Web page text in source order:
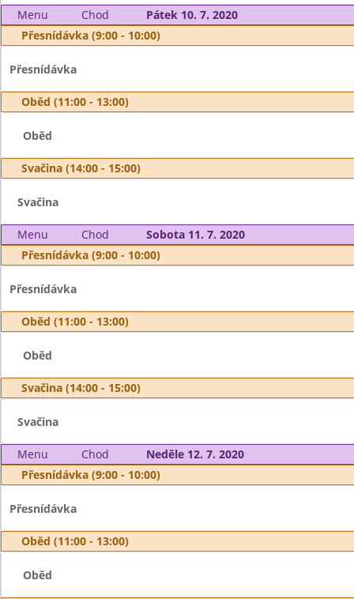
Menu Chod
Pátek 10. 7. 2020
Přesnídávka (9:00 - 10:00)
Přesnídávka
Oběd (11:00 - 13:00)
Oběd
Svačina (14:00 - 15:00)
Svačina
Menu Chod
Sobota 11. 7. 2020
Přesnídávka (9:00 - 10:00)
Přesnídávka
Oběd (11:00 - 13:00)
Oběd
Svačina (14:00 - 15:00)
Svačina
Menu Chod
Neděle 12. 7. 2020
Přesnídávka (9:00 - 10:00)
Přesnídávka
Oběd (11:00 - 13:00)
Oběd